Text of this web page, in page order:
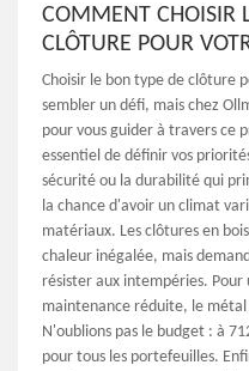
COMMENT CHOISIR
CLÔTURE POUR
Choisir le bon type de clôture
sembler un défi, mais chez
pour vous guider à travers ce
essentiel de définir vos
sécurité ou la durabilité qui
la chance d'avoir un climat
matériaux. Les clôtures en
chaleur inégalée, mais
résister aux intempéries.
maintenance réduite, le métal
N'oublions pas le budget : à
pour tous les portefeuilles.